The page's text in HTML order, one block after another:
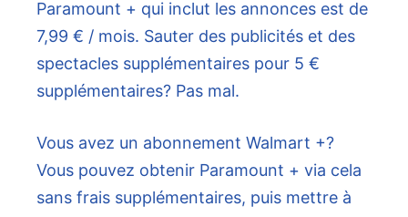
Paramount + qui inclut les annonces est de
7,99 € / mois. Sauter des publicités et des
spectacles supplémentaires pour 5 €
supplémentaires? Pas mal.
Vous avez un abonnement Walmart +?
Vous pouvez obtenir Paramount + via cela
sans frais supplémentaires, puis mettre à